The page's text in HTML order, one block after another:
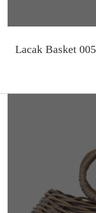
Lacak Basket 005